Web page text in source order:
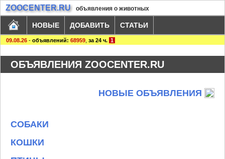
ZOOCENTER.RU объявления о животных
НОВЫЕ ДОБАВИТЬ СТАТЬИ
09.08.26 - объявлений: 68959 за 24 ч. 1
ОБЪЯВЛЕНИЯ ZOOCENTER.RU
НОВЫЕ ОБЪЯВЛЕНИЯ
СОБАКИ
КОШКИ